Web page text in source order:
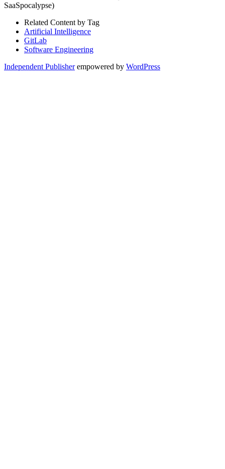
SaaSpocalypse)
Related Content by Tag
Artificial Intelligence
GitLab
Software Engineering
Independent Publisherempowered by WordPress